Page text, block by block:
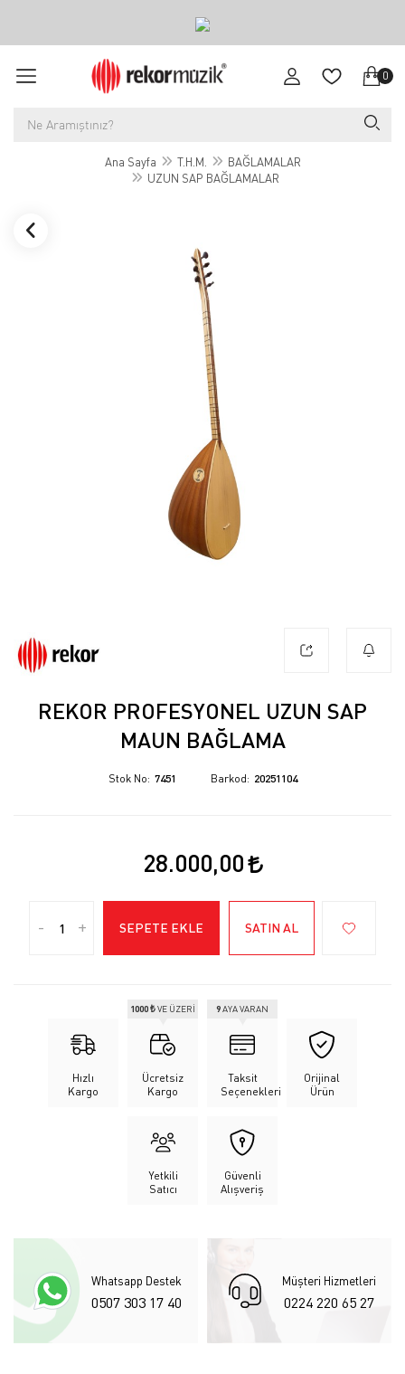
0
Ana Sayfa T.H.M.
BAĞLAMALAR
UZUN SAP BAĞLAMALAR
REKOR PROFESYONEL UZUN SAP
MAUN BAĞLAMA
Stok No 7451 Barkod 20251104
28.000,00
- + SEPETE EKLE SATIN AL
Hızlı
Kargo
Ücretsiz
Kargo
1000 ₺VE ÜZERİ
Taksit
Seçenekleri
9AYA VARAN
Orijinal
Ürün
Yetkili
Satıcı
Güvenli
Alışveriş
Whatsapp Destek
0507 303 17 40
Müşteri Hizmetleri
0224 220 65 27